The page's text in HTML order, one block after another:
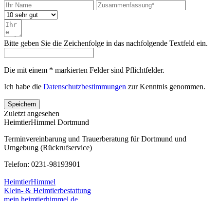
Bitte geben Sie die Zeichenfolge in das nachfolgende Textfeld ein.
Die mit einem * markierten Felder sind Pflichtfelder.
Ich habe die Datenschutzbestimmungen zur Kenntnis genommen.
Speichern
Zuletzt angesehen
HeimtierHimmel Dortmund
Terminvereinbarung und Trauerberatung für Dortmund und
Umgebung (Rückrufservice)
Telefon: 0231-98193901
HeimtierHimmel
Klein- & Heimtierbestattung
mein.heimtierhimmel.de